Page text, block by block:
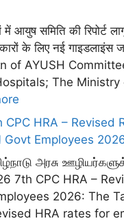
आयुष समिति की रिपोर्ट
के लिए नई गाइडलाइंस
of AYUSH
The Ministry
CPC HRA – Revised
Govt Employees
அரசு
CPC HRA –
2026: The
HRA rates for